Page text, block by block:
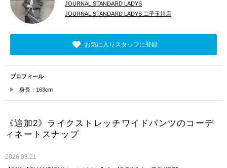
JOURNAL STANDARD LADYS
JOURNAL STANDARD LADYS 二子玉川店
お気に入りスタッフに登録
プロフィール
身長：163cm
《追加2》ライクストレッチワイドパンツのコーデ
ィネートスナップ
2026.03.21